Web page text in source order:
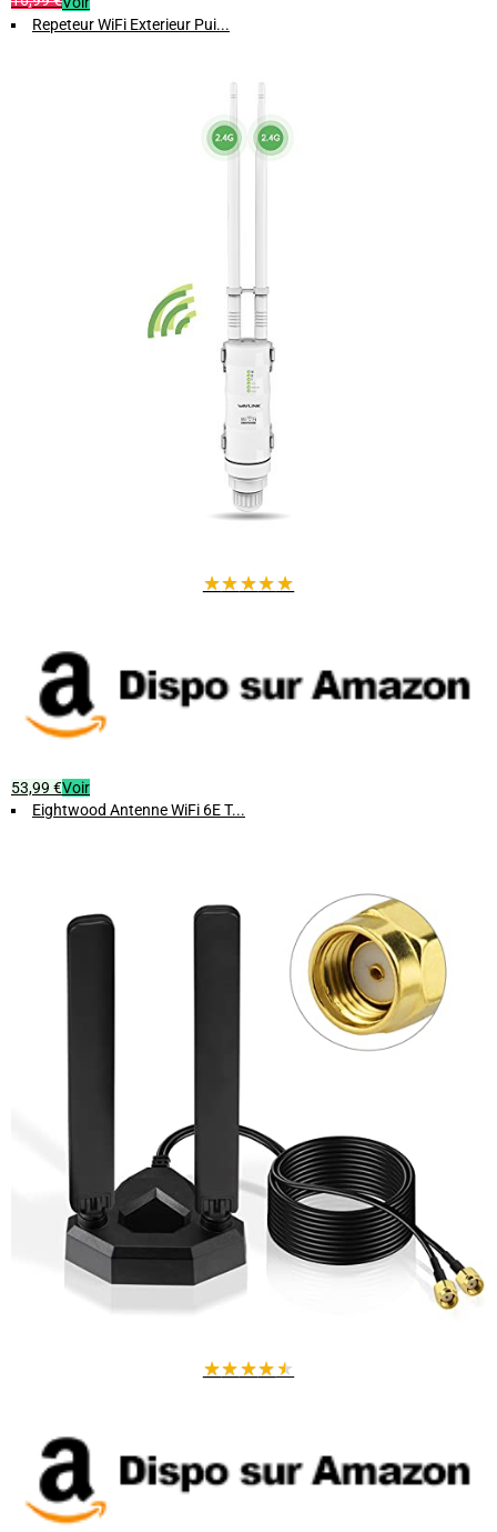
Repeteur WiFi Exterieur Pui...
★★★★★
53,99 €Voir
Eightwood Antenne WiFi 6E T...
★★★★★